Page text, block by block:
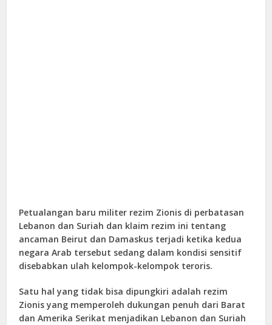
Petualangan baru militer rezim Zionis di perbatasan
Lebanon dan Suriah dan klaim rezim ini tentang
ancaman Beirut dan Damaskus terjadi ketika kedua
negara Arab tersebut sedang dalam kondisi sensitif
disebabkan ulah kelompok-kelompok teroris.
Satu hal yang tidak bisa dipungkiri adalah rezim
Zionis yang memperoleh dukungan penuh dari Barat
dan Amerika Serikat menjadikan Lebanon dan Suriah